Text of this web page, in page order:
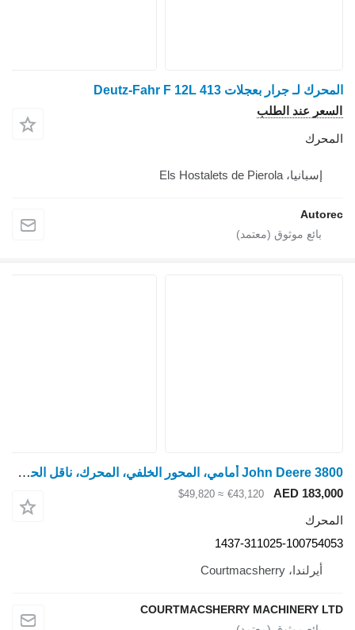
المحرك لـ جرار بعجلات Deutz-Fahr F 12L 413
السعر عند الطلب
المحرك
إسبانيا، Els Hostalets de Pierola
Autorec
John Deere 3800 أمامي، المحور الخلفي، المحرك، ناقل الحركة، الكابينة، الهيدروليكي، البار 1437-311025-100754053 لـ آلية تحميل ومناولة زراعية
AED 183,000
€43,120
≈ $49,820
المحرك
1437-311025-100754053
أيرلندا، Courtmacsherry
COURTMACSHERRY MACHINERY LTD